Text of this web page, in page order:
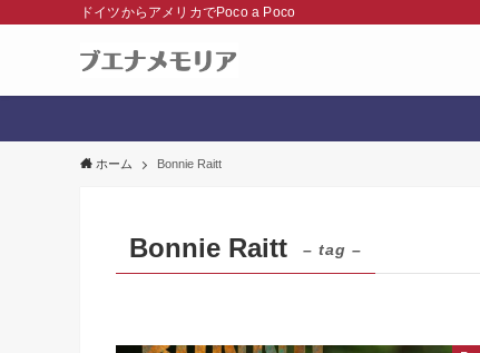
ドイツからアメリカでPoco a Poco
ホーム Bonnie Raitt
Bonnie Raitt – tag –